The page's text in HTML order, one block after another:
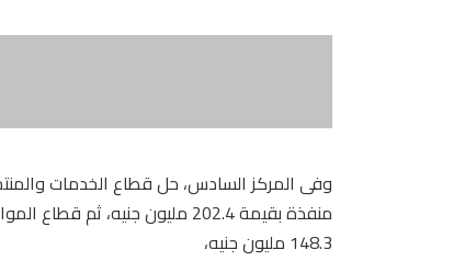
148.3 مليون جنيه،